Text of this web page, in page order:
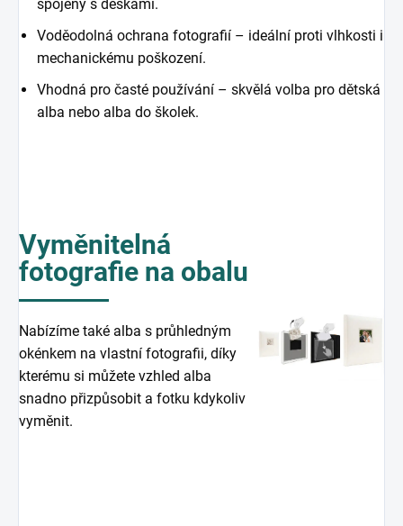
spojeny s deskami.
Voděodolná ochrana fotografií – ideální proti vlhkosti i
mechanickému poškození.
Vhodná pro časté používání – skvělá volba pro dětská
alba nebo alba do školek.
Vyměnitelná
fotografie na obalu
Nabízíme také alba s průhledným
okénkem na vlastní fotografii, díky
kterému si můžete vzhled alba
snadno přizpůsobit a fotku kdykoliv
vyměnit.